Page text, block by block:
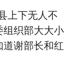
下无人不
组织部大大小
谢部长和红